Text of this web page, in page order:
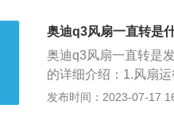
损后，很容易烧掉。3
器，假如线圈绕组的
奥迪q3风扇一直转是
奥迪q3风扇一直转是
的详细介绍：1.风扇
降一点在关闭发动机
发布时间：2023-07-17